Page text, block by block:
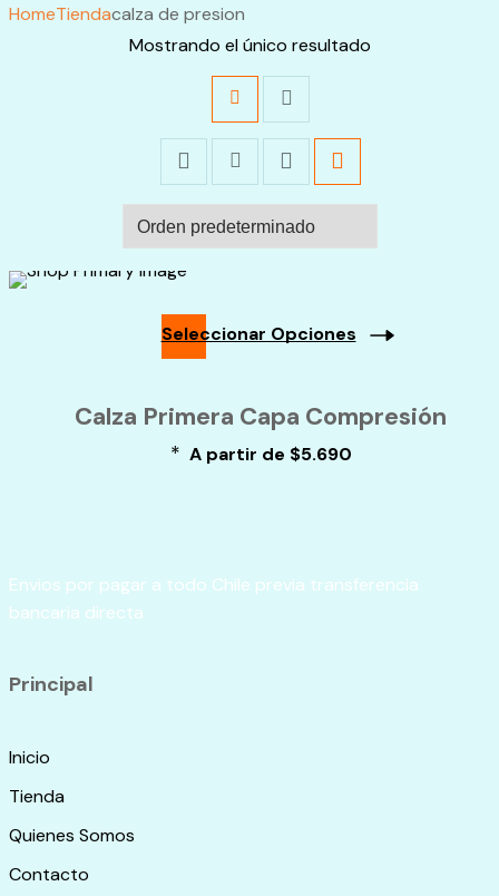
HomeTiendacalza de presion
Mostrando el único resultado
Seleccionar Opciones
tiene
variantes.
elegir
Calza Primera Capa Compresión
* A partir de $5.690
Envios por pagar a todo Chile previa transferencia
bancaria directa
Principal
Inicio
Tienda
Quienes Somos
Contacto